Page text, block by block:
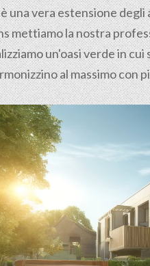
una vera estensione
mettiamo la nostra
un'oasi verde in
al massimo con